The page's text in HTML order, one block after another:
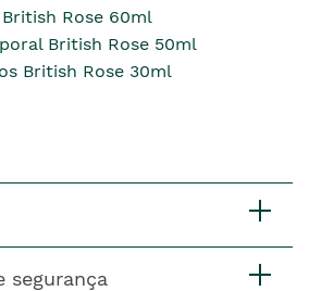
Rose 60ml
British Rose 50ml
British Rose 30ml
segurança